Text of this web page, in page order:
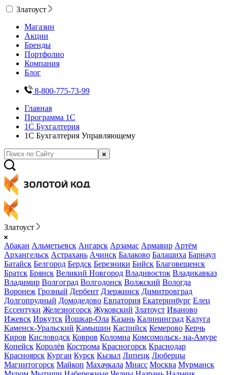
Златоуст
Магазин
Акции
Бренды
Портфолио
Компания
Блог
8-800-775-73-99
Главная
Программа 1С
1С Бухгалтерия
1С Бухгалтерия Управляющему
Златоуст
Абакан Альметьевск Ангарск Арзамас Армавир Артём
Архангельск Астрахань Ачинск Балаково Балашиха Барнаул
Батайск Белгород Бердск Березники Бийск Благовещенск
Братск Брянск Великий Новгород Владивосток Владикавказ
Владимир Волгоград Волгодонск Волжский Вологда
Воронеж Грозный Дербент Дзержинск Димитровград
Долгопрудный Домодедово Евпатория Екатеринбург Елец
Ессентуки Железногорск Жуковский Златоуст Иваново
Ижевск Иркутск Йошкар-Ола Казань Калининград Калуга
Каменск-Уральский Камышин Каспийск Кемерово Керчь
Киров Кисловодск Ковров Коломна Комсомольск- на-Амуре
Копейск Королёв Кострома Красногорск Краснодар
Красноярск Курган Курск Кызыл Липецк Люберцы
Магнитогорск Майкоп Махачкала Миасс Москва Мурманск